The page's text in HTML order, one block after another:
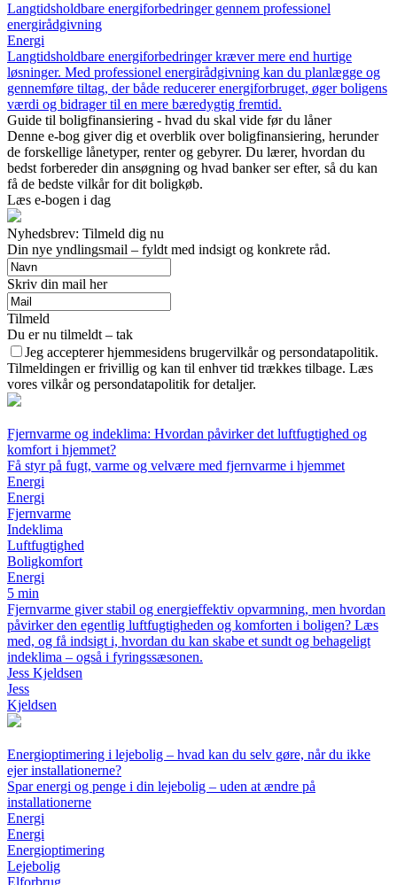
Langtidsholdbare energiforbedringer gennem professionel
energirådgivning
Energi
Langtidsholdbare energiforbedringer kræver mere end hurtige
løsninger. Med professionel energirådgivning kan du planlægge og
gennemføre tiltag, der både reducerer energiforbruget, øger boligens
værdi og bidrager til en mere bæredygtig fremtid.
Guide til boligfinansiering - hvad du skal vide før du låner
Denne e-bog giver dig et overblik over boligfinansiering, herunder
de forskellige lånetyper, renter og gebyrer. Du lærer, hvordan du
bedst forbereder din ansøgning og hvad banker ser efter, så du kan
få de bedste vilkår for dit boligkøb.
Læs e-bogen i dag
Nyhedsbrev: Tilmeld dig nu
Din nye yndlingsmail – fyldt med indsigt og konkrete råd.
Skriv din mail her
Tilmeld
Du er nu tilmeldt – tak
Jeg accepterer hjemmesidens brugervilkår og persondatapolitik.
Tilmeldingen er frivillig og kan til enhver tid trækkes tilbage. Læs
vores vilkår og persondatapolitik for detaljer.
Fjernvarme og indeklima: Hvordan påvirker det luftfugtighed og
komfort i hjemmet?
Få styr på fugt, varme og velvære med fjernvarme i hjemmet
Energi
Energi
Fjernvarme
Indeklima
Luftfugtighed
Boligkomfort
Energi
5 min
Fjernvarme giver stabil og energieffektiv opvarmning, men hvordan
påvirker den egentlig luftfugtigheden og komforten i boligen? Læs
med, og få indsigt i, hvordan du kan skabe et sundt og behageligt
indeklima – også i fyringssæsonen.
Jess Kjeldsen
Jess
Kjeldsen
Energioptimering i lejebolig – hvad kan du selv gøre, når du ikke
ejer installationerne?
Spar energi og penge i din lejebolig – uden at ændre på
installationerne
Energi
Energi
Energioptimering
Lejebolig